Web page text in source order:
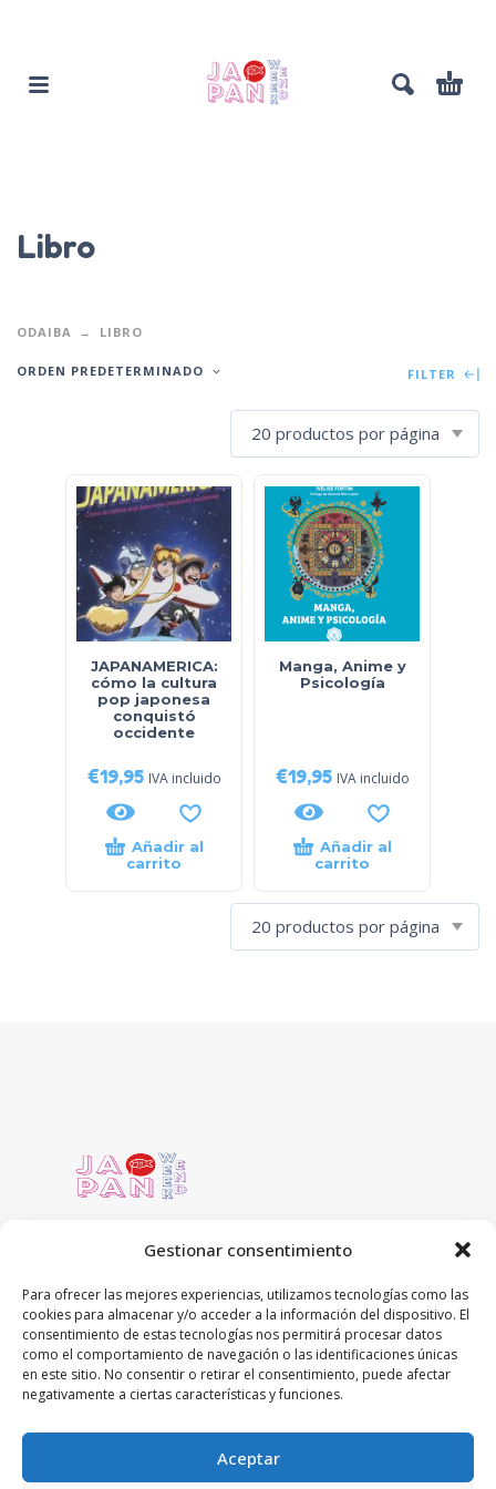
Gestionar consentimiento
Para ofrecer las mejores experiencias, utilizamos tecnologías como las
cookies para almacenar y/o acceder a la información del dispositivo. El
consentimiento de estas tecnologías nos permitirá procesar datos
como el comportamiento de navegación o las identificaciones únicas
en este sitio. No consentir o retirar el consentimiento, puede afectar
negativamente a ciertas características y funciones.
Aceptar
Libro
ODAIBA LIBRO
ORDEN PREDETERMINADO FILTER
JAPANAMERICA:
cómo la cultura
pop japonesa
conquistó
occidente
€19,95 IVA incluido
Añadir al
carrito
Manga, Anime y
Psicología
€19,95 IVA incluido
Añadir al
carrito
C/ Concejo de Ustarroz 5 local
31016 Pamplona, Navarra
948-59-13-19